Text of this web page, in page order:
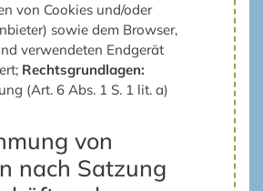
von Cookies und/oder
sowie dem Browser,
verwendeten Endgerät
Rechtsgrundlagen:
(Art. 6 Abs. 1 S. 1 lit. a)
von
nach Satzung